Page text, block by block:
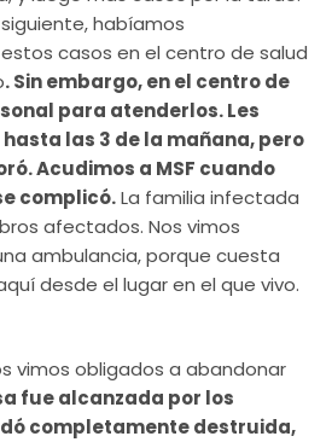
habíamos
casos en el centro de salud
. Sin embargo, en el centro de
para atenderlos. Les
las 3 de la mañana, pero
Acudimos a MSF cuando
complicó.La familia infectada
afectados. Nos vimos
ambulancia, porque cuesta
desde el lugar en el que vivo.
vimos obligados a abandonar
fue alcanzada por los
completamente destruida,